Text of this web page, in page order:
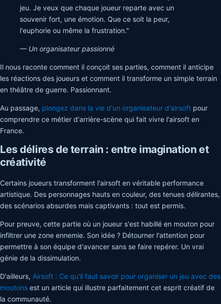
jeu. Je veux que chaque joueur reparte avec un
souvenir fort, une émotion. Que ce soit la peur,
l'euphorie ou même la frustration."
— Un organisateur passionné
Il nous raconte comment il conçoit ses parties, comment il anticipe
les réactions des joueurs et comment il transforme un simple terrain
en théâtre de guerre. Passionnant.
Au passage, plongez dans la vie d'un organisateur d'airsoft pour
comprendre ce métier d'arrière-scène qui fait vivre l'airsoft en
France.
Les délires de terrain : entre imagination et
créativité
Certains joueurs transforment l'airsoft en véritable performance
artistique. Des personnages hauts en couleur, des tenues délirantes,
des scénarios absurdes mais captivants : tout est permis.
Pour preuve, cette partie où un joueur s'est habillé en mouton pour
infiltrer une zone ennemie. Son idée ? Détourner l'attention pour
permettre à son équipe d'avancer sans se faire repérer. Un vrai
génie de la dissimulation.
D'ailleurs, Airsoft : Ce qu'il faut savoir pour organiser un jeu avec des
moutons est un article qui illustre parfaitement cet esprit créatif de
la communauté.